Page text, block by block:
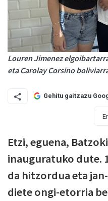
Louren Jimenez
eta Carolay Corsino
Gehitu gaitzazu
Etzi, eguena,
inauguratuko dute.
da hitzordua eta
diete ongi-etorria